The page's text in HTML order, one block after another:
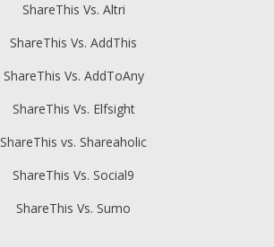
ShareThis Vs. Altri
ShareThis Vs. AddThis
ShareThis Vs. AddToAny
ShareThis Vs. Elfsight
ShareThis vs. Shareaholic
ShareThis Vs. Social9
ShareThis Vs. Sumo